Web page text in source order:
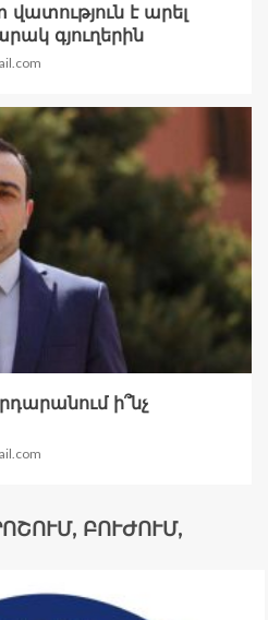
է արել
գյուղերին
ի՞նչ
ԲՈՒԺՈՒՄ,